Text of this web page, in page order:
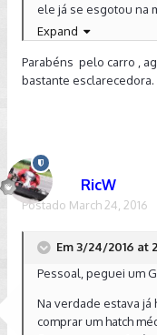
ele já se esgotou na
pacotes que ficam
O cruze eu acabei
fazer o TD, porque
dois. Gostei mais do
esperto. Porém vi
depreciar menos, e
achei bem melhor que
Daí fiz um TD no Golf
acabamento e o
mais alto que a
seria razoavelmente
Expand
Parabéns pelo carro ,
bastante esclarecedora.
RicW
Postado March 24, 2016
Em 3/24/2016 at
Pessoal, peguei um
Na verdade estava
comprar um hatch